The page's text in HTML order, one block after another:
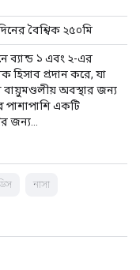
বৈশ্বিক ২৫০মি
ব্যান্ড ১ এবং ২-এর
হিসাব প্রদান করে, যা
অবস্থার জন্য
পাশাপাশি একটি
জন্য…
নাসা